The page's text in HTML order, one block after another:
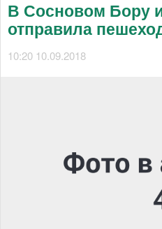
В Сосновом Бору
отправила
10:20 10.09.2018